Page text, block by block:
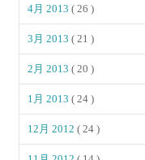
4月 2013( 26 )
3月 2013( 21 )
2月 2013( 20 )
1月 2013( 24 )
12月 2012( 24 )